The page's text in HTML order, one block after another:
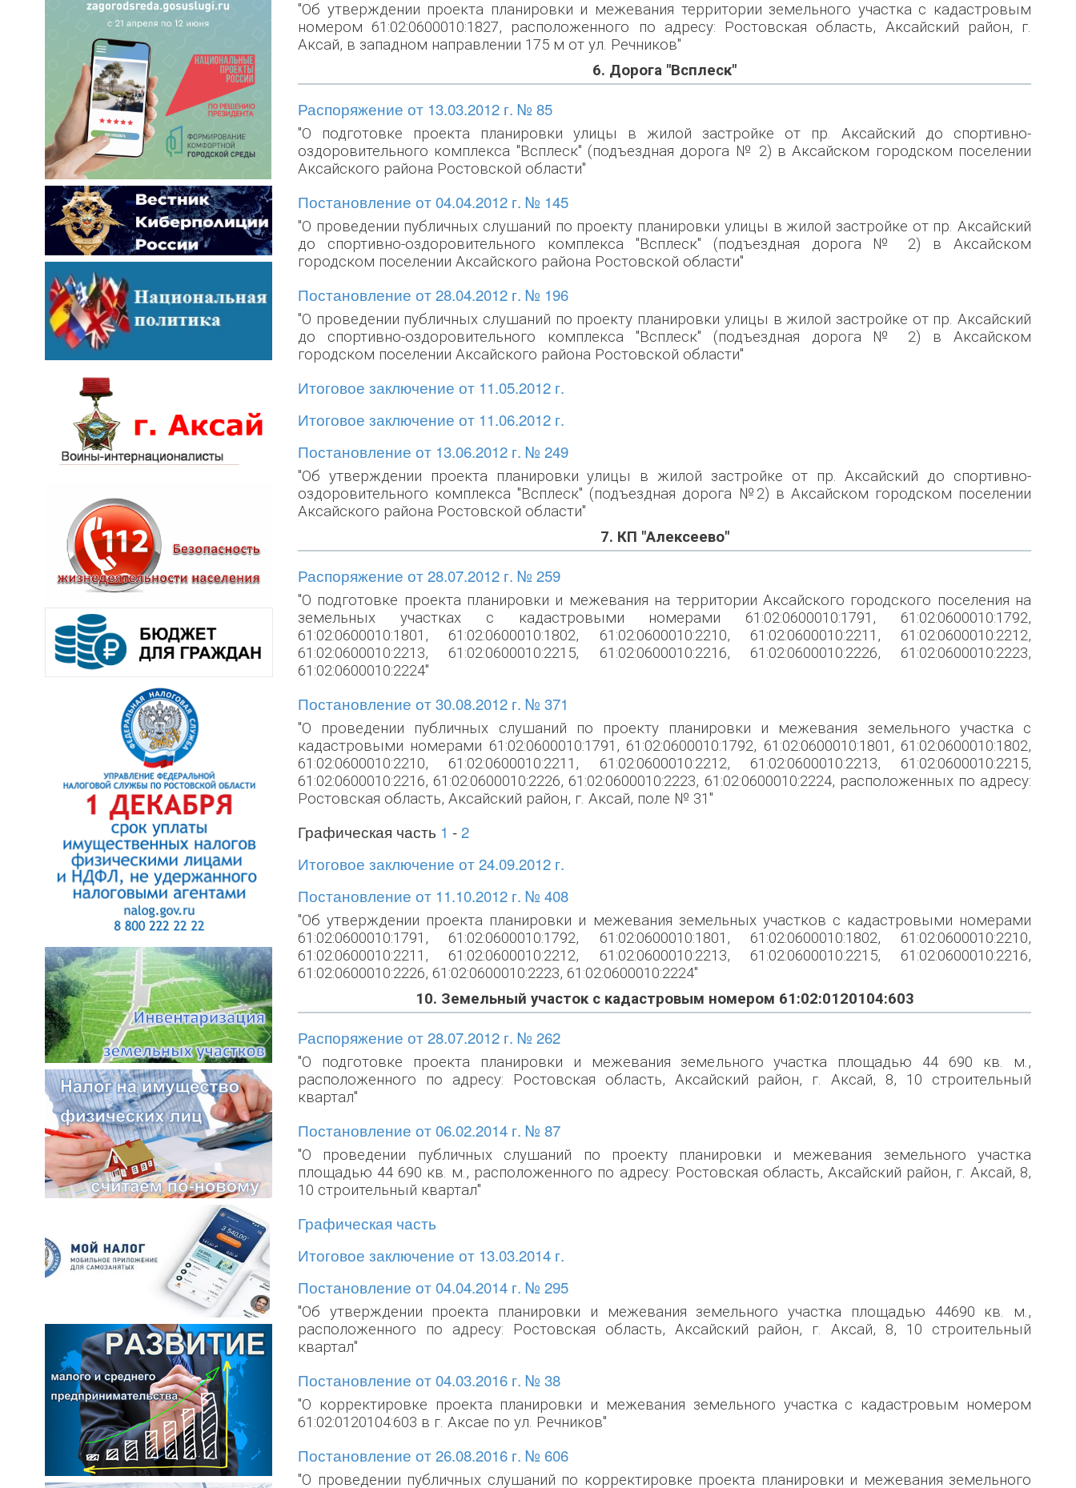
"Об утверждении проекта планировки и межевания территории земельного участка с кадастровым
номером 61:02:0600010:1827, расположенного по адресу: Ростовская область, Аксайский район, г.
Аксай, в западном направлении 175 м от ул. Речников"
6. Дорога "Всплеск"
Распоряжение от 13.03.2012 г. № 85
"О подготовке проекта планировки улицы в жилой застройке от пр. Аксайский до спортивно-
оздоровительного комплекса "Всплеск" (подъездная дорога № 2) в Аксайском городском поселении
Аксайского района Ростовской области"
Постановление от 04.04.2012 г. № 145
"О проведении публичных слушаний по проекту планировки улицы в жилой застройке от пр. Аксайский
до спортивно-оздоровительного комплекса "Всплеск" (подъездная дорога № 2) в Аксайском
городском поселении Аксайского района Ростовской области"
Постановление от 28.04.2012 г. № 196
"О проведении публичных слушаний по проекту планировки улицы в жилой застройке от пр. Аксайский
до спортивно-оздоровительного комплекса "Всплеск" (подъездная дорога № 2) в Аксайском
городском поселении Аксайского района Ростовской области"
Итоговое заключение от 11.05.2012 г.
Итоговое заключение от 11.06.2012 г.
Постановление от 13.06.2012 г. № 249
"Об утверждении проекта планировки улицы в жилой застройке от пр. Аксайский до спортивно-
оздоровительного комплекса "Всплеск" (подъездная дорога №2) в Аксайском городском поселении
Аксайского района Ростовской области"
7. КП "Алексеево"
Распоряжение от 28.07.2012 г. № 259
"О подготовке проекта планировки и межевания на территории Аксайского городского поселения на
земельных участках с кадастровыми номерами 61:02:0600010:1791, 61:02:0600010:1792,
61:02:0600010:1801, 61:02:0600010:1802, 61:02:0600010:2210, 61:02:0600010:2211, 61:02:0600010:2212,
61:02:0600010:2213, 61:02:0600010:2215, 61:02:0600010:2216, 61:02:0600010:2226, 61:02:0600010:2223,
61:02:0600010:2224"
Постановление от 30.08.2012 г. № 371
"О проведении публичных слушаний по проекту планировки и межевания земельного участка с
кадастровыми номерами 61:02:0600010:1791, 61:02:0600010:1792, 61:02:0600010:1801, 61:02:0600010:1802,
61:02:0600010:2210, 61:02:0600010:2211, 61:02:0600010:2212, 61:02:0600010:2213, 61:02:0600010:2215,
61:02:0600010:2216, 61:02:0600010:2226, 61:02:0600010:2223, 61:02:0600010:2224, расположенных по адресу:
Ростовская область, Аксайский район, г. Аксай, поле № 31"
Графическая часть 1 -2
Итоговое заключение от 24.09.2012 г.
Постановление от 11.10.2012 г. № 408
"Об утверждении проекта планировки и межевания земельных участков с кадастровыми номерами
61:02:0600010:1791, 61:02:0600010:1792, 61:02:0600010:1801, 61:02:0600010:1802, 61:02:0600010:2210,
61:02:0600010:2211, 61:02:0600010:2212, 61:02:0600010:2213, 61:02:0600010:2215, 61:02:0600010:2216,
61:02:0600010:2226, 61:02:0600010:2223, 61:02:0600010:2224"
10. Земельный участок с кадастровым номером 61:02:0120104:603
Распоряжение от 28.07.2012 г. № 262
"О подготовке проекта планировки и межевания земельного участка площадью 44 690 кв. м.,
расположенного по адресу: Ростовская область, Аксайский район, г. Аксай, 8, 10 строительный
квартал"
Постановление от 06.02.2014 г. № 87
"О проведении публичных слушаний по проекту планировки и межевания земельного участка
площадью 44 690 кв. м., расположенного по адресу: Ростовская область, Аксайский район, г. Аксай, 8,
10 строительный квартал"
Графическая часть
Итоговое заключение от 13.03.2014 г.
Постановление от 04.04.2014 г. № 295
"Об утверждении проекта планировки и межевания земельного участка площадью 44690 кв. м.,
расположенного по адресу: Ростовская область, Аксайский район, г. Аксай, 8, 10 строительный
квартал"
Постановление от 04.03.2016 г. № 38
"О корректировке проекта планировки и межевания земельного участка с кадастровым номером
61:02:0120104:603 в г. Аксае по ул. Речников"
Постановление от 26.08.2016 г. № 606
"О проведении публичных слушаний по корректировке проекта планировки и межевания земельного